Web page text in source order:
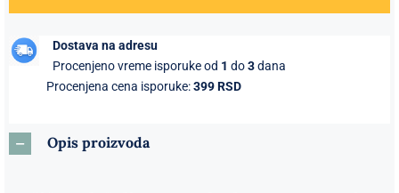
dizajn,
Dostava na adresu
Procenjeno vreme isporuke od 1 do3dana
Procenjena cena isporuke:399 RSD
Opis proizvoda